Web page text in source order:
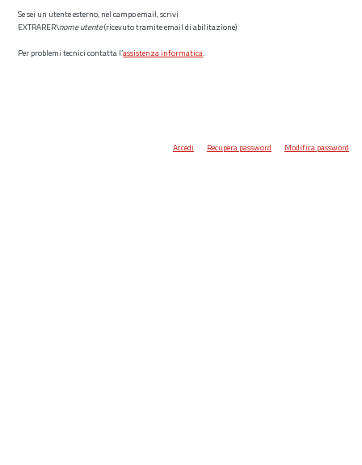
Se sei un utente esterno, nel campo email, scrivi
EXTRARER\nome utente(ricevuto tramite email di abilitazione)
Per problemi tecnici contatta l’assistenza informatica.
Accedi Recupera password Modifica password